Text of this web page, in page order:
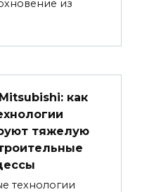
из
как
тяжелую
технологии